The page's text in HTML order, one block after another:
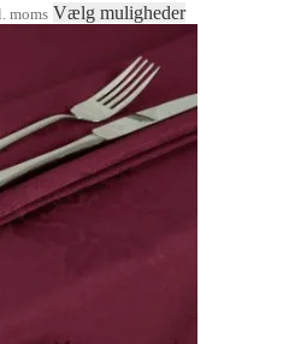
moms Vælg mulighederDette
varianter.
Mulighederne
kan